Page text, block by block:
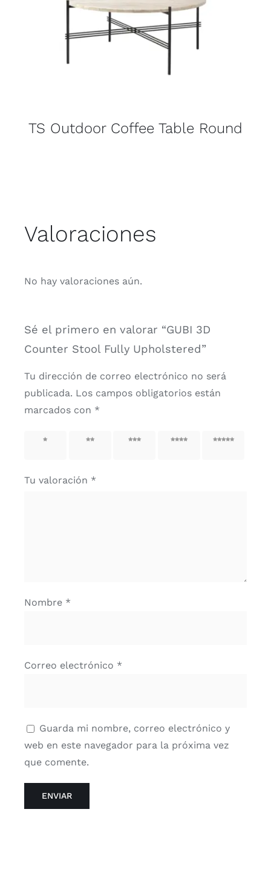
TS Outdoor Coffee Table Round
Valoraciones
No hay valoraciones aún.
Sé el primero en valorar “GUBI 3D
Counter Stool Fully Upholstered”
Tu dirección de correo electrónico no será
publicada. Los campos obligatorios están
marcados con *
1 de 5
2 de 5
3 de 5
4 de 5
5 de 5
Tu valoración *
Nombre *
Correo electrónico *
Guarda mi nombre, correo electrónico y
web en este navegador para la próxima vez
que comente.